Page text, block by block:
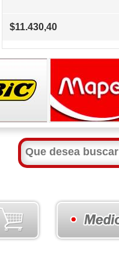
$11.430,40